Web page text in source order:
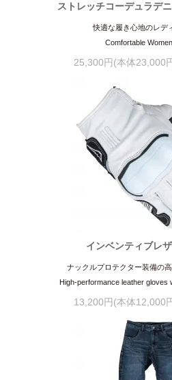
ストレッチコーデュラデ
快適な履き心地のレデ
Comfortable
25,300円(本体23,000
インベンティブレ
ナックルプロテクター装備の
High-performance leather gloves
13,200円(本体12,000